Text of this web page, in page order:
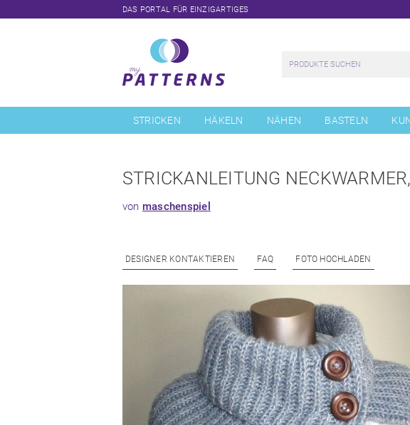
DAS PORTAL FÜR EINZIGARTIGES
überspringen
STRICKEN HÄKELN NÄHEN BASTELN
STRICKANLEITUNG
von maschenspiel
DESIGNER KONTAKTIEREN FAQ FOTO HOCHLADEN